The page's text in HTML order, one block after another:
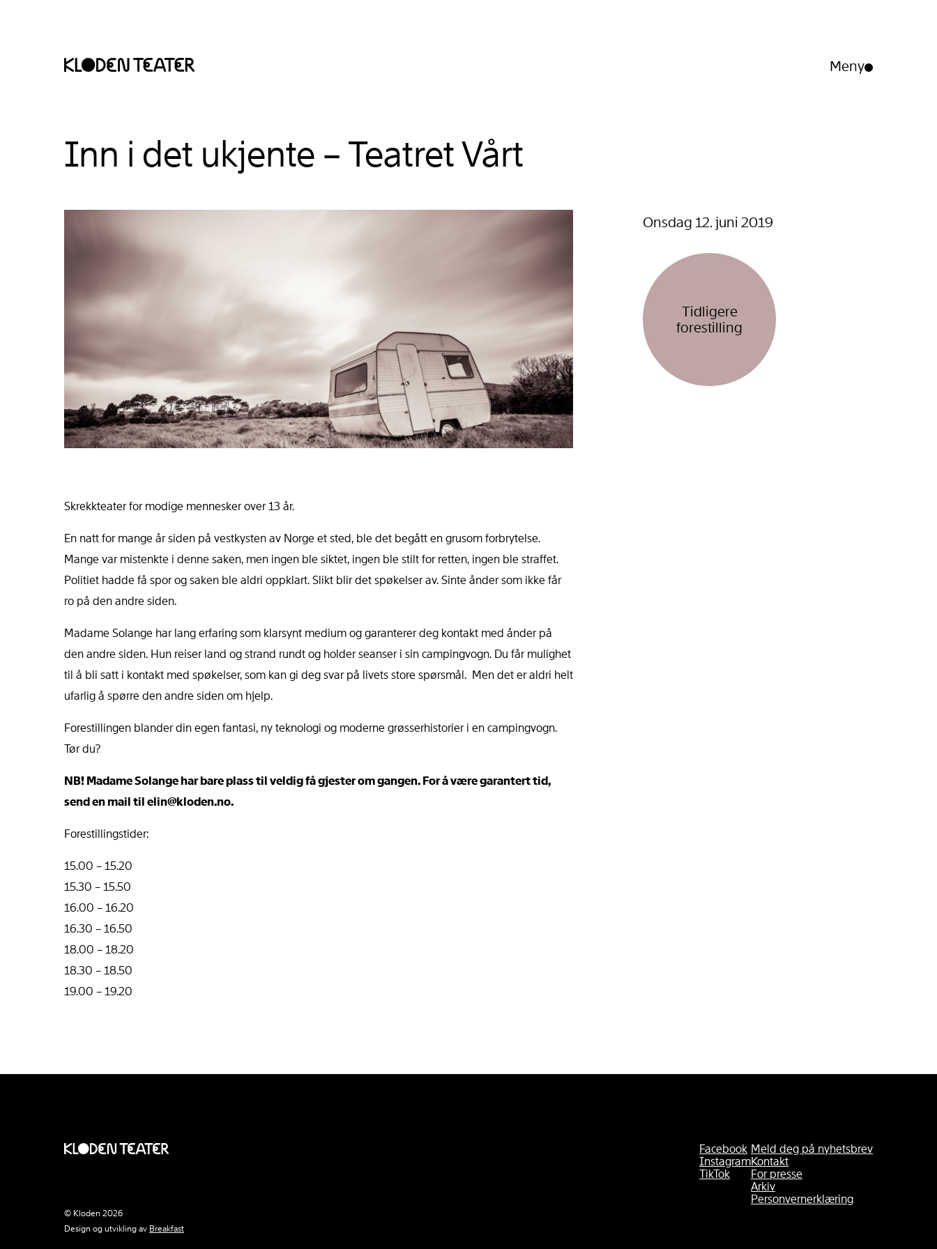
Meny
Åpne/lukk
Inn i det ukjente – Teatret Vårt
Skrekkteater for modige mennesker over 13 år.
En natt for mange år siden på vestkysten av Norge et sted, ble det begått en grusom forbrytelse.
Mange var mistenkte i denne saken, men ingen ble siktet, ingen ble stilt for retten, ingen ble straffet.
Politiet hadde få spor og saken ble aldri oppklart. Slikt blir det spøkelser av. Sinte ånder som ikke får
ro på den andre siden.
Madame Solange har lang erfaring som klarsynt medium og garanterer deg kontakt med ånder på
den andre siden. Hun reiser land og strand rundt og holder seanser i sin campingvogn. Du får mulighet
til å bli satt i kontakt med spøkelser, som kan gi deg svar på livets store spørsmål. Men det er aldri helt
ufarlig å spørre den andre siden om hjelp.
Forestillingen blander din egen fantasi, ny teknologi og moderne grøsserhistorier i en campingvogn.
Tør du?
NB! Madame Solange har bare plass til veldig få gjester om gangen. For å være garantert tid,
send en mail til elin@kloden.no.
Forestillingstider:
15.00 – 15.20
15.30 – 15.50
16.00 – 16.20
16.30 – 16.50
18.00 – 18.20
18.30 – 18.50
19.00 – 19.20
Onsdag 12. juni 2019
Tidligere
forestilling
Facebook
Instagram
TikTok
Meld deg på nyhetsbrev
Kontakt
For presse
Arkiv
Personvernerklæring
© Kloden 2026
Design og utvikling av Breakfast